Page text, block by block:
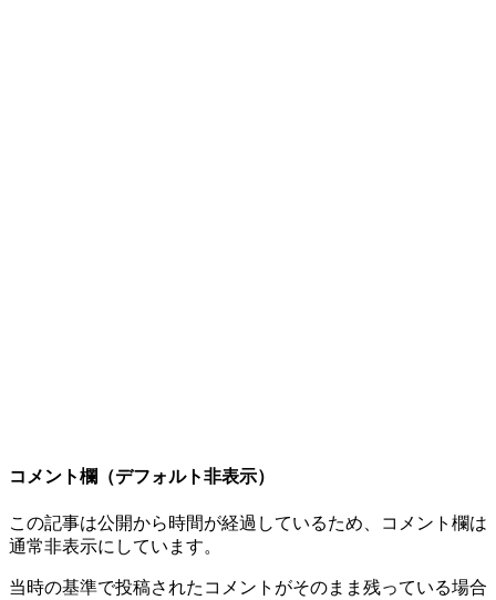
コメント欄（デフォルト非表示）
この記事は公開から時間が経過しているため、コメント欄は
通常非表示にしています。
当時の基準で投稿されたコメントがそのまま残っている場合